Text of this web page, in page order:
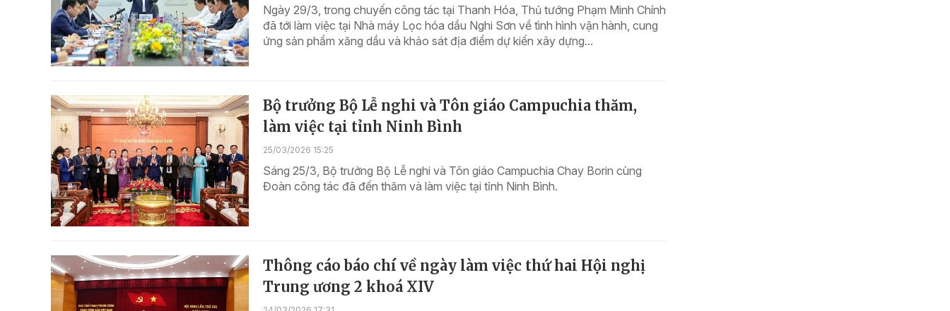
Ngày 29/3, trong chuyến công tác tại Thanh Hóa, Thủ tướng Phạm Minh Chính
đã tới làm việc tại Nhà máy Lọc hóa dầu Nghi Sơn về tình hình vận hành, cung
ứng sản phẩm xăng dầu và khảo sát địa điểm dự kiến xây dựng...
Bộ trưởng Bộ Lễ nghi và Tôn giáo Campuchia thăm,
làm việc tại tỉnh Ninh Bình
25/03/2026 15:25
Sáng 25/3, Bộ trưởng Bộ Lễ nghi và Tôn giáo Campuchia Chay Borin cùng
Đoàn công tác đã đến thăm và làm việc tại tỉnh Ninh Bình.
Thông cáo báo chí về ngày làm việc thứ hai Hội nghị
Trung ương 2 khoá XIV